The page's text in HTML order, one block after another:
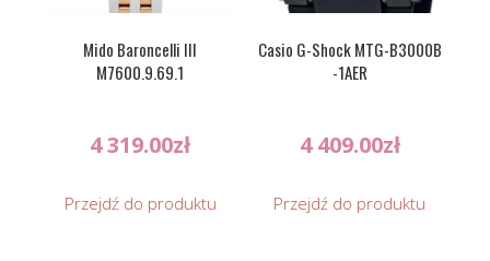
Mido Baroncelli III
M7600.9.69.1
4 319.00zł
Przejdź do produktu
Casio G-Shock MTG-B3000B
-1AER
4 409.00zł
Przejdź do produktu